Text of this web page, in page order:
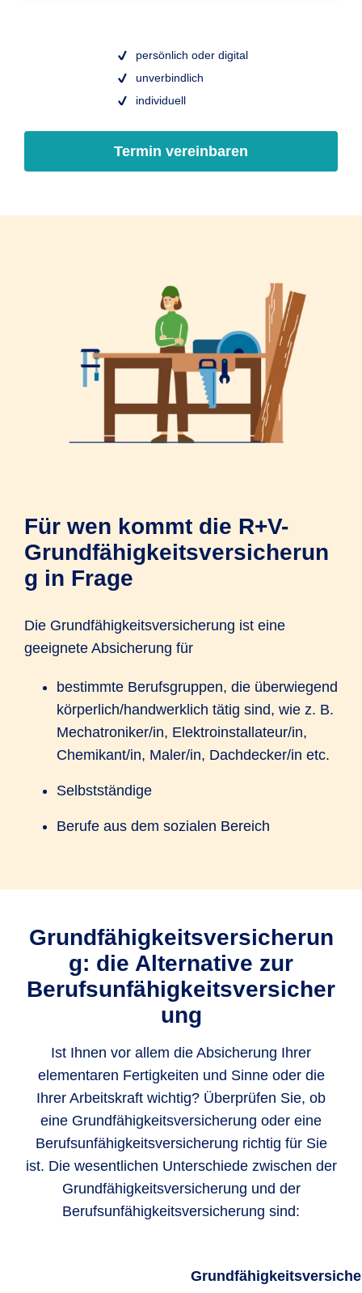
persönlich oder digital
unverbindlich
individuell
Termin vereinbaren
Für wen kommt die R+V-
Grundfähigkeitsversicherun
g in Frage
Die Grundfähigkeitsversicherung ist eine
geeignete Absicherung für
bestimmte Berufsgruppen, die überwiegend
körperlich/handwerklich tätig sind, wie z. B.
Mechatroniker/in, Elektroinstallateur/in,
Chemikant/in, Maler/in, Dachdecker/in etc.
Selbstständige
Berufe aus dem sozialen Bereich
Grundfähigkeitsversicherun
g: die Alternative zur
Berufsunfähigkeitsversicher
ung
Ist Ihnen vor allem die Absicherung Ihrer
elementaren Fertigkeiten und Sinne oder die
Ihrer Arbeitskraft wichtig? Überprüfen Sie, ob
eine Grundfähigkeitsversicherung oder eine
Berufsunfähigkeitsversicherung richtig für Sie
ist. Die wesentlichen Unterschiede zwischen der
Grundfähigkeitsversicherung und der
Berufsunfähigkeitsversicherung sind: